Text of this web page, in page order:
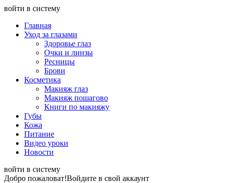
войти в систему
Главная
Уход за глазами
Здоровье глаз
Очки и линзы
Ресницы
Брови
Косметика
Макияж глаз
Макияж пошагово
Книги по макияжу
Губы
Кожа
Питание
Видео уроки
Новости
войти в систему
Добро пожаловат!Войдите в свой аккаунт